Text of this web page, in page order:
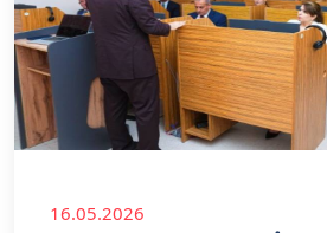
16.05.2026